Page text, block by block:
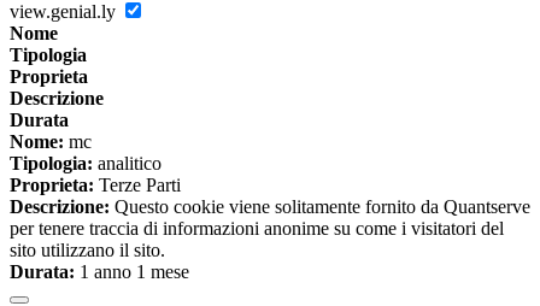
view.genial.ly
Nome
Tipologia
Proprieta
Descrizione
Durata
Nome: mc
Tipologia: analitico
Proprieta: Terze Parti
Descrizione: Questo cookie viene solitamente fornito da Quantserve
per tenere traccia di informazioni anonime su come i visitatori del
sito utilizzano il sito.
Durata: 1 anno 1 mese